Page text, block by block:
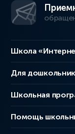
Школа
Для
Школьная
Помощь